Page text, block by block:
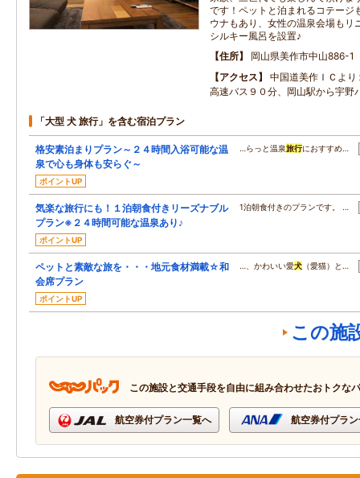
です！ペットと泊まれるコテー
ウナもあり、女性の温泉会場もリ
シルキー風呂を設置♪
住所
岡山県美作市中山886-1
アクセス
中国道美作ＩＣよ
高速バス９０分、岡山駅から宇
「大型 犬 旅行」を含む宿泊プラン
格安素泊まりプラン～２４時間入浴可能な温
泉で心も身体も安らぐ～
ポイントUP
…らっと温泉旅行におすすめ…
気楽な旅行にも！１泊朝食付きリーズナブル
プラン※２４時間可能な温泉あり♪
ポイントUP
1泊朝食付きのプランです。 …
ペットと素敵な旅を・・・地元食材満載☆和
会席プラン
ポイントUP
…、かわいい愛犬 （愛猫）と…
この施
この施設と交通手段を自由に組み合わせたおトクな
航空券付プラン一覧へ 航空券付プラ